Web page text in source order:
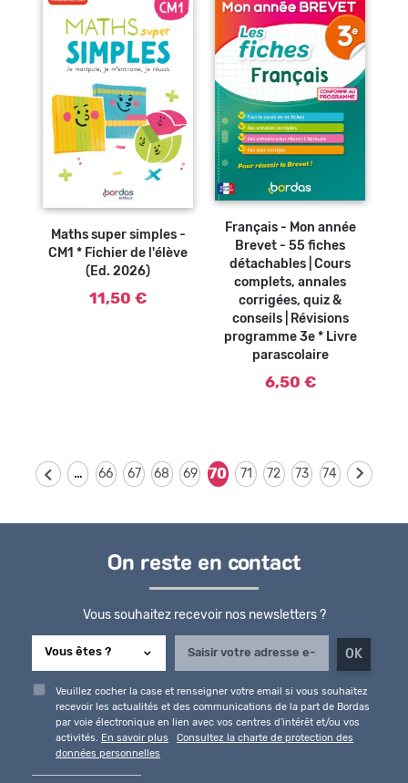
Ajouter au
Maths super simples -
CM1 * Fichier de l'élève
(Ed. 2026)
11,50 €
Ajouter au
Français - Mon année
Brevet - 55 fiches
détachables | Cours
complets, annales
corrigées, quiz &
conseils | Révisions
programme 3e * Livre
parascolaire
6,50 €
… 66 67 68 69 70 71 72 73 74
On reste en contact
Vous souhaitez recevoir nos newsletters ?
Veuillez cocher la case et renseigner votre email si vous souhaitez
recevoir les actualités et des communications de la part de Bordas
par voie électronique en lien avec vos centres d'intérêt et/ou vos
activités. En savoir plus
Consultez la charte de protection des
données personnelles